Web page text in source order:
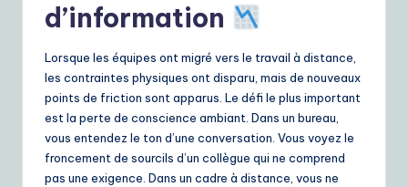
d’information
Lorsque les équipes ont migré vers le travail à distance,
les contraintes physiques ont disparu, mais de nouveaux
points de friction sont apparus. Le défi le plus important
est la perte de conscience ambiant. Dans un bureau,
vous entendez le ton d’une conversation. Vous voyez le
froncement de sourcils d’un collègue qui ne comprend
pas une exigence. Dans un cadre à distance, vous ne